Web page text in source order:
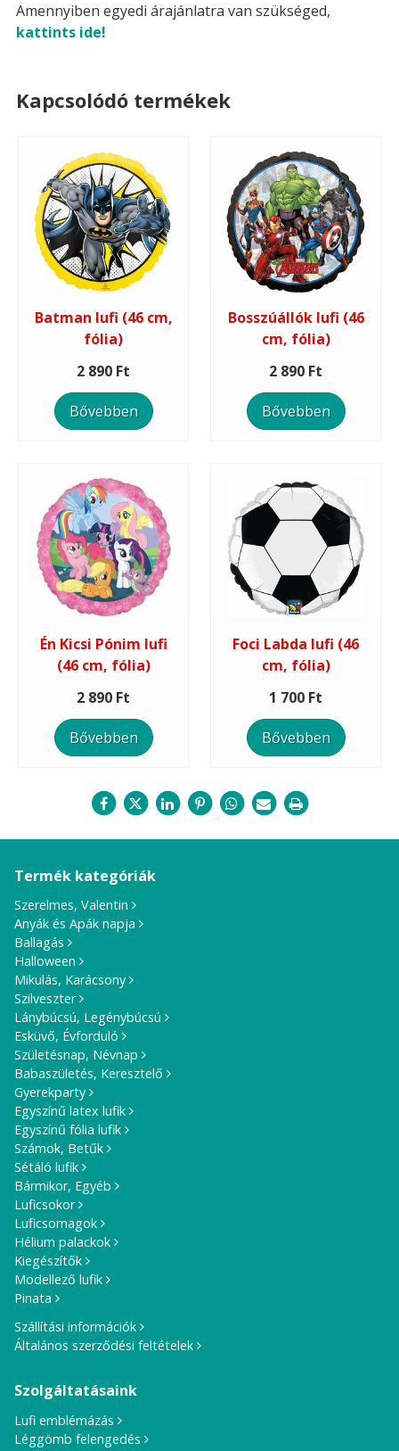
Amennyiben egyedi árajánlatra van szükséged,
kattints ide!
Kapcsolódó termékek
Batman lufi (46 cm,
fólia)
2 890 Ft
Bővebben
Bosszúállók lufi (46
cm, fólia)
2 890 Ft
Bővebben
Én Kicsi Pónim lufi
(46 cm, fólia)
2 890 Ft
Bővebben
Foci Labda lufi (46
cm, fólia)
1 700 Ft
Bővebben
Termék kategóriák
Szerelmes, Valentin
Anyák és Apák napja
Ballagás
Halloween
Mikulás, Karácsony
Szilveszter
Lánybúcsú, Legénybúcsú
Esküvő, Évforduló
Születésnap, Névnap
Babaszületés, Keresztelő
Gyerekparty
Egyszínű latex lufik
Egyszínű fólia lufik
Számok, Betűk
Sétáló lufik
Bármikor, Egyéb
Luficsokor
Luficsomagok
Hélium palackok
Kiegészítők
Modellező lufik
Pinata
Szállítási információk
Általános szerződési feltételek
Szolgáltatásaink
Lufi emblémázás
Léggömb felengedés